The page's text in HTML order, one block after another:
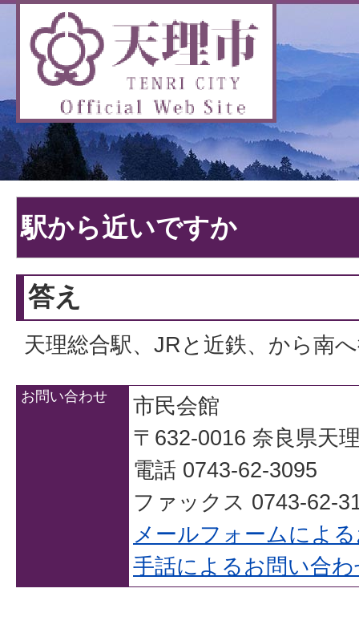
駅から近いですか
答え
天理総合駅、JRと近鉄、から南
お問い合わせ
市民会館
〒632-0016 奈良県天
電話 0743-62-3095
ファックス 0743-62-
メールフォームによ
手話によるお問い合